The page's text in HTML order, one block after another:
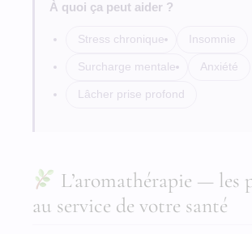
À quoi ça peut aider ?
Stress chronique Insomnie
Surcharge mentale Anxiété
Lâcher prise profond
L’aromathérapie — les
au service de votre santé